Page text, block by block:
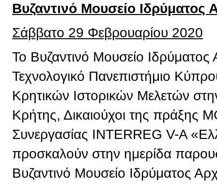
Βυζαντινό Μουσείο Ιδρύματος
Σάββατο 29 Φεβρουαρίου 2020
Το Βυζαντινό Μουσείο
Τεχνολογικό Πανεπιστήμιο
Κρητικών Ιστορικών Μελετών
Κρήτης, Δικαιούχοι της πράξης
Συνεργασίας INTERREG V-A
προσκαλούν στην ημερίδα
Βυζαντινό Μουσείο Ιδρύματος